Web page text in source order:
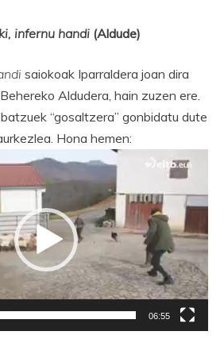
infernu handi(Aldude)
saiokoak Iparraldera joan dira
Aldudera, hain zuzen ere.
“gosaltzera” gonbidatu dute
Hona hemen:
06:55